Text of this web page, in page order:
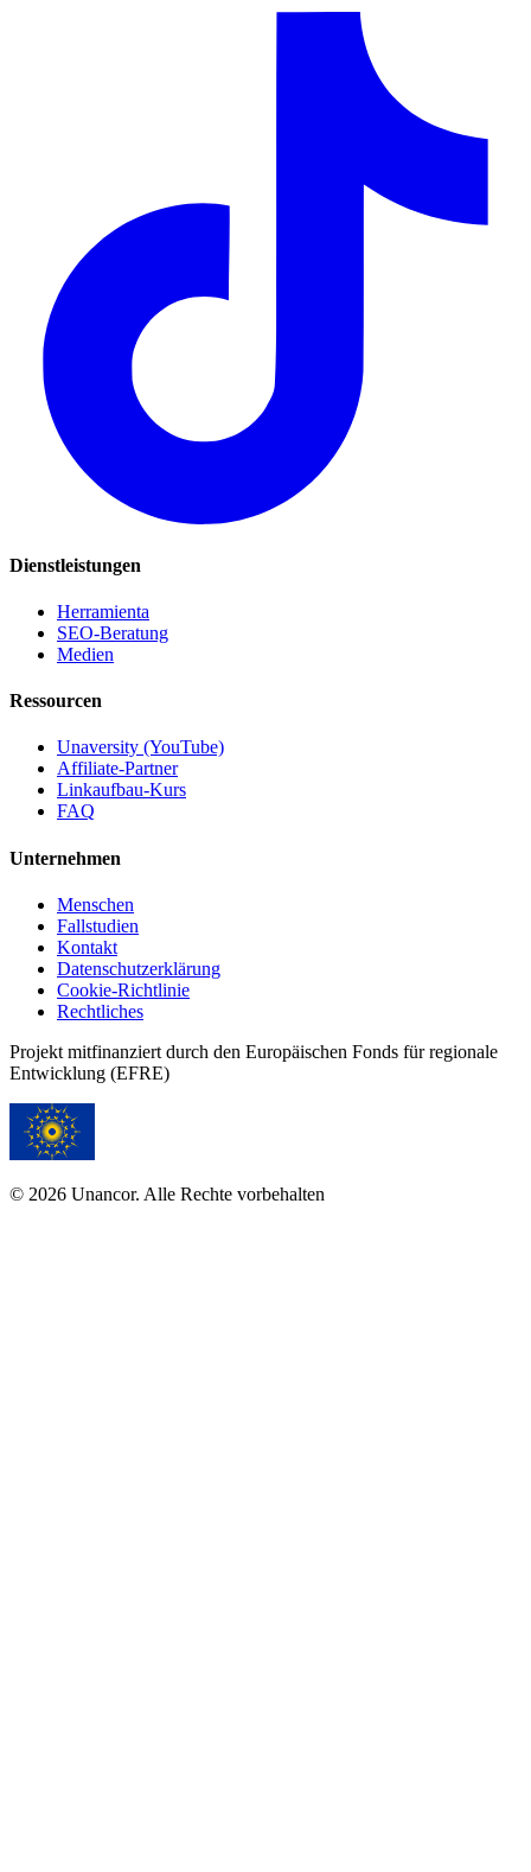
Dienstleistungen
Herramienta
SEO-Beratung
Medien
Ressourcen
Unaversity (YouTube)
Affiliate-Partner
Linkaufbau-Kurs
FAQ
Unternehmen
Menschen
Fallstudien
Kontakt
Datenschutzerklärung
Cookie-Richtlinie
Rechtliches
Projekt mitfinanziert durch den Europäischen Fonds für regionale
Entwicklung (EFRE)
© 2026 Unancor. Alle Rechte vorbehalten